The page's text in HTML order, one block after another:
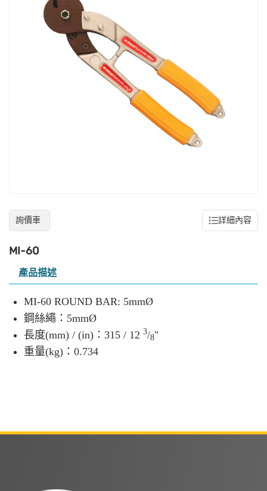
詢價車 詳細內容
MI-60
產品描述
MI-60 ROUND BAR: 5mmØ
鋼絲繩：5mmØ
長度(mm) / (in)：315 / 12 3/8"
重量(kg)：0.734